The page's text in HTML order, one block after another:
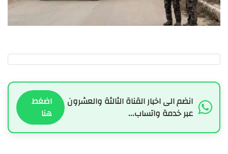
انضم الى اخبار القناة الثالثة والعشرون
عبر خدمة واتساب...
اضغط
هنا